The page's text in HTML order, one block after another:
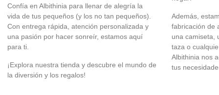
Confía en Albithinia para llenar de alegría la
vida de tus pequeños (y los no tan pequeños).
Con entrega rápida, atención personalizada y
una pasión por hacer sonreír, estamos aquí
para ti.
¡Explora nuestra tienda y descubre el mundo de
la diversión y los regalos!
Además,
fabricación de
una camiseta,
taza o
Albithinia nos
tus